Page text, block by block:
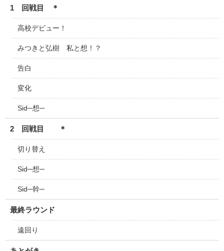
1 回戦目 ＊
高校デビュー！
みつきと弘樹 私と想！？
告白
変化
Sid─想─
2 回戦目 ＊
切り替え
Sid─想─
Sid─幹─
最終ラウンド
遠回り